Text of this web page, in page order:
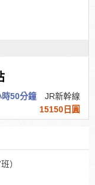
時50分鐘
JR新幹線
15150日圓
）